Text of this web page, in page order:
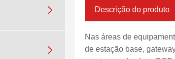


Descrição do produto
Nas áreas de
de estação base,